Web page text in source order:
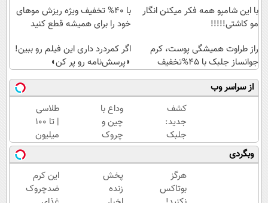
با این شامپو همه فکر میکنن انگار
مو کاشتی!!!!!
با 40% تخفیف ویژه ریزش موهای
خود را برای همیشه قطع کنید
راز طراوت همیشگی پوست، کرم
جوانساز جلبک با 45%تخفیف
اگر کمردرد داری این فیلم رو ببین!
◗پرسش‌نامه رو پر کن◖
از سراسر وب
کشف
جدید:
جلبک
اسپیرولینا
پیری را
متوقف
می
وداع با
چین و
چروک
های
سطحی و
عمقی
پوست...
طلاسی
| تا 100
میلیون
وام
آنی
خرید
طلا💰
وبگردی
هرگز
بوتاکس
پخش
زنده
این کرم
ضدچروک